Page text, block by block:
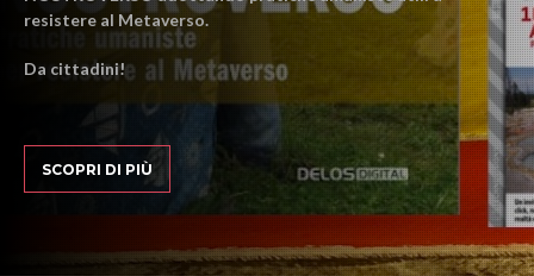
resistere al Metaverso.
Da cittadini!
SCOPRI DI PIÙ